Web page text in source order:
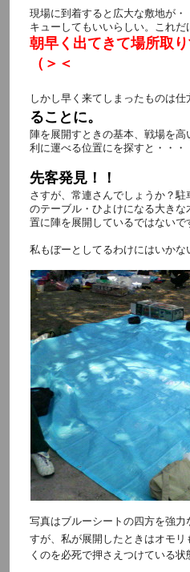
現場に到着すると広大な敷地が
キューしてもいいらしい。これだ
朝早く出てきて場所取
（＞＜
しかし早く来てしまったものは仕
ることに。
陣を展開すときの基本、戦場を
利に運べる位置にを探すと・・・
先客発見！！
さすが、常連さんでしょうか？
のテーブル・ひよけになる大き
置に陣を展開しているではないで
私もぼーとしてるわけにはいかな
写真はブルーシートの四方を強力
すが、私が展開したときはオモリ
くのを必死で押さえつけている状